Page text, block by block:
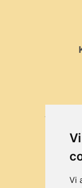
Vi
VÅRA
OM